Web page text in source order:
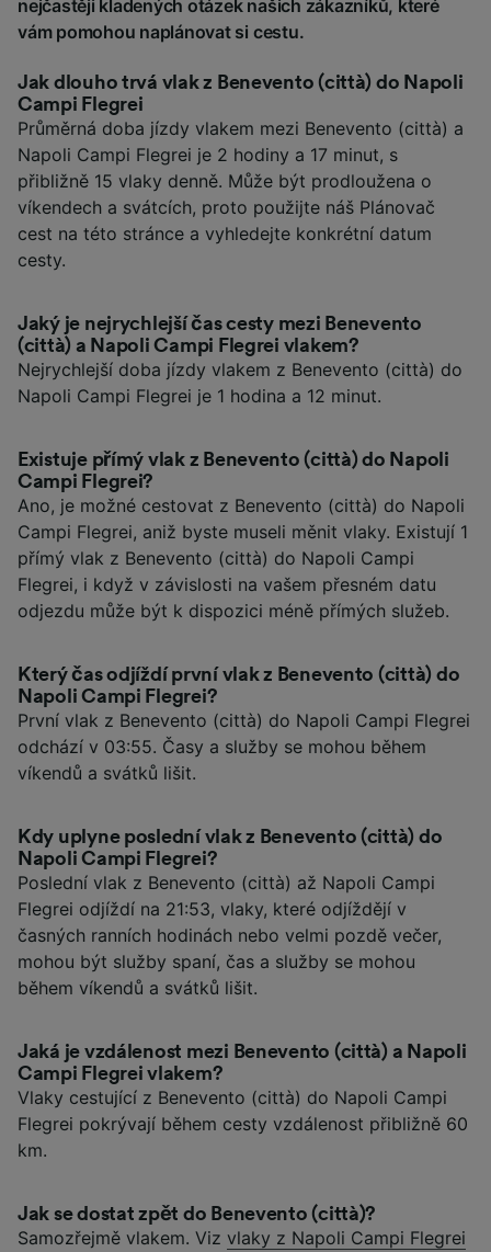
nejčastěji kladených otázek našich zákazníků, které
vám pomohou naplánovat si cestu.
Jak dlouho trvá vlak z Benevento (città) do Napoli
Campi Flegrei
Průměrná doba jízdy vlakem mezi Benevento (città) a
Napoli Campi Flegrei je 2 hodiny a 17 minut, s
přibližně 15 vlaky denně. Může být prodloužena o
víkendech a svátcích, proto použijte náš Plánovač
cest na této stránce a vyhledejte konkrétní datum
cesty.
Jaký je nejrychlejší čas cesty mezi Benevento
(città) a Napoli Campi Flegrei vlakem?
Nejrychlejší doba jízdy vlakem z Benevento (città) do
Napoli Campi Flegrei je 1 hodina a 12 minut.
Existuje přímý vlak z Benevento (città) do Napoli
Campi Flegrei?
Ano, je možné cestovat z Benevento (città) do Napoli
Campi Flegrei, aniž byste museli měnit vlaky. Existují 1
přímý vlak z Benevento (città) do Napoli Campi
Flegrei, i když v závislosti na vašem přesném datu
odjezdu může být k dispozici méně přímých služeb.
Který čas odjíždí první vlak z Benevento (città) do
Napoli Campi Flegrei?
První vlak z Benevento (città) do Napoli Campi Flegrei
odchází v 03:55. Časy a služby se mohou během
víkendů a svátků lišit.
Kdy uplyne poslední vlak z Benevento (città) do
Napoli Campi Flegrei?
Poslední vlak z Benevento (città) až Napoli Campi
Flegrei odjíždí na 21:53, vlaky, které odjíždějí v
časných ranních hodinách nebo velmi pozdě večer,
mohou být služby spaní, čas a služby se mohou
během víkendů a svátků lišit.
Jaká je vzdálenost mezi Benevento (città) a Napoli
Campi Flegrei vlakem?
Vlaky cestující z Benevento (città) do Napoli Campi
Flegrei pokrývají během cesty vzdálenost přibližně 60
km.
Jak se dostat zpět do Benevento (città)?
Samozřejmě vlakem. Viz vlaky z Napoli Campi Flegrei